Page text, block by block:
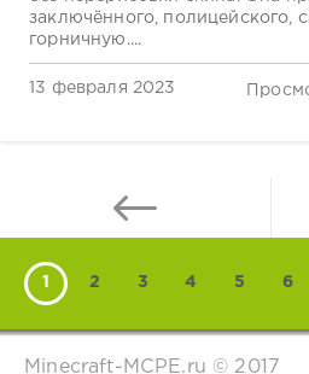
заключённого, полицейского,
горничную....
13 февраля 2023
1 2 3 4 5 6
Minecraft-MCPE.ru © 2017